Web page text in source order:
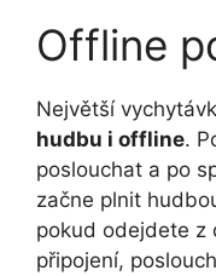
Offline
Největší
hudbu i offline.
poslouchat a po
začne plnit
pokud odejdete z
připojení,